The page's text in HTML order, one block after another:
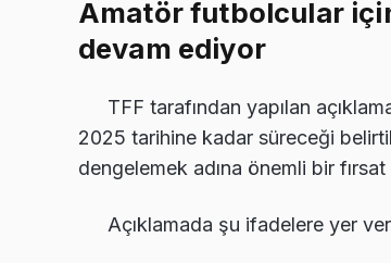
Amatör futbolcular
devam ediyor
TFF tarafından yapılan
2025 tarihine kadar süreceği
dengelemek adına önemli bir fırsat
Açıklamada şu ifadelere yer